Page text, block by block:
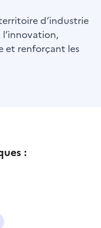
d’industrie
et renforçant les
: